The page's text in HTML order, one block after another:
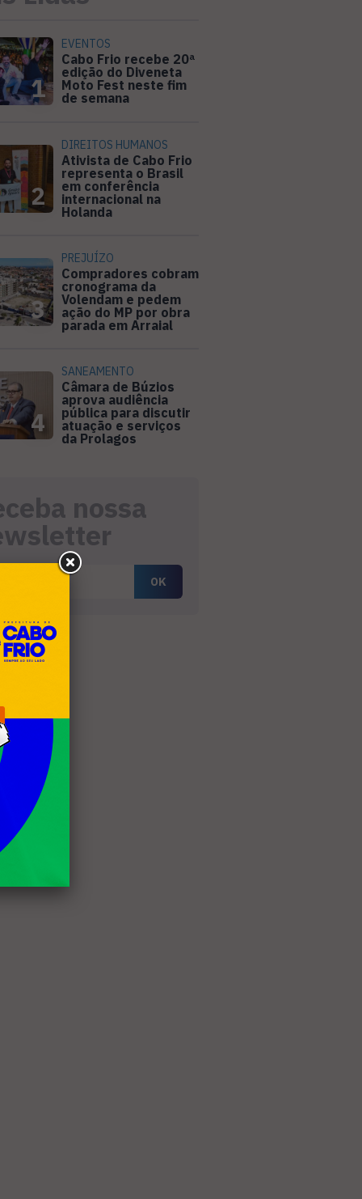
1
EVENTOS
Cabo Frio recebe 20ª
edição do Diveneta
Moto Fest neste fim
de semana
2
DIREITOS HUMANOS
Ativista de Cabo Frio
representa o Brasil
em conferência
internacional na
Holanda
3
PREJUÍZO
Compradores cobram
cronograma da
Volendam e pedem
ação do MP por obra
parada em Arraial
4
SANEAMENTO
Câmara de Búzios
aprova audiência
pública para discutir
atuação e serviços
da Prolagos
nossa